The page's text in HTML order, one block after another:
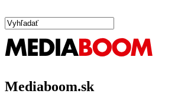
Mediaboom.sk